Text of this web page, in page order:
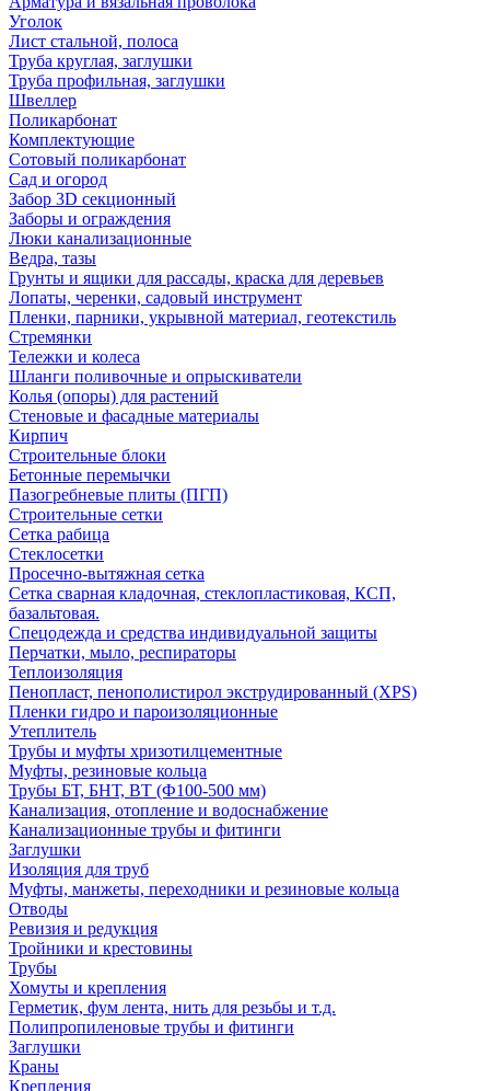
Уголок
Лист стальной, полоса
Труба круглая, заглушки
Труба профильная, заглушки
Швеллер
Поликарбонат
Комплектующие
Сотовый поликарбонат
Сад и огород
Забор 3D секционный
Заборы и ограждения
Люки канализационные
Ведра, тазы
Грунты и ящики для рассады, краска для деревьев
Лопаты, черенки, садовый инструмент
Пленки, парники, укрывной материал, геотекстиль
Стремянки
Тележки и колеса
Шланги поливочные и опрыскиватели
Колья (опоры) для растений
Стеновые и фасадные материалы
Кирпич
Строительные блоки
Бетонные перемычки
Пазогребневые плиты (ПГП)
Строительные сетки
Сетка рабица
Стеклосетки
Просечно-вытяжная сетка
Сетка сварная кладочная, стеклопластиковая, КСП,
базальтовая.
Спецодежда и средства индивидуальной защиты
Перчатки, мыло, респираторы
Теплоизоляция
Пенопласт, пенополистирол экструдированный (XPS)
Пленки гидро и пароизоляционные
Утеплитель
Трубы и муфты хризотилцементные
Муфты, резиновые кольца
Трубы БТ, БНТ, ВТ (Ф100-500 мм)
Канализация, отопление и водоснабжение
Канализационные трубы и фитинги
Заглушки
Изоляция для труб
Муфты, манжеты, переходники и резиновые кольца
Отводы
Ревизия и редукция
Тройники и крестовины
Трубы
Хомуты и крепления
Герметик, фум лента, нить для резьбы и т.д.
Полипропиленовые трубы и фитинги
Заглушки
Краны
Крепления